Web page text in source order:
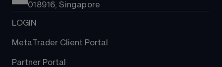
018916, Singapore
LOGIN
MetaTrader Client Portal
Partner Portal